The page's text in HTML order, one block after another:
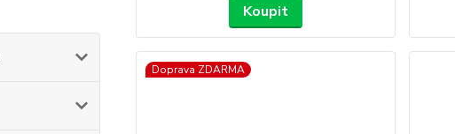
Koupit
Doprava ZDARMA